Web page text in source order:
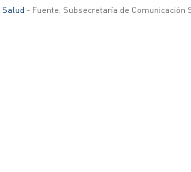
Salud - Fuente: Subsecretaría de Comunicación